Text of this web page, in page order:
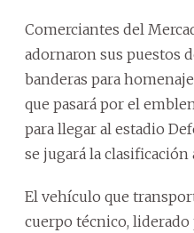
Comerciantes del
adornaron sus puestos
banderas para
que pasará por el
para llegar al estadio
se jugará la
El vehículo que
cuerpo técnico, liderado